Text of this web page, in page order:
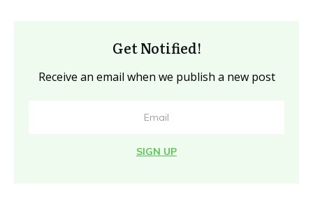
Get Notified!
Receive an email when we publish a new post
SIGN UP